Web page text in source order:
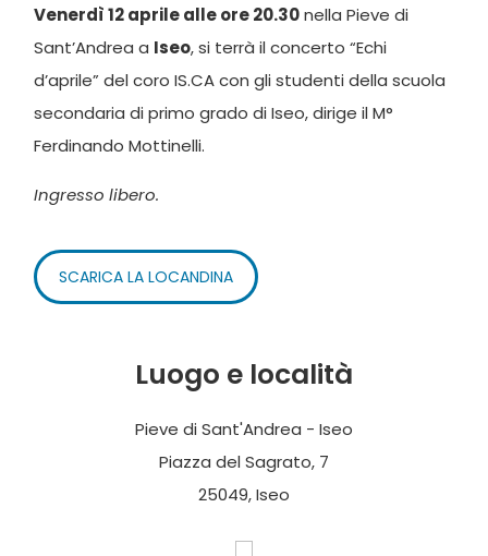
Venerdì 12 aprile alle ore 20.30nella Pieve di
Sant’Andrea a Iseo, si terrà il concerto “Echi
d’aprile” del coro IS.CA con gli studenti della scuola
secondaria di primo grado di Iseo, dirige il M°
Ferdinando Mottinelli.
Ingresso libero.
SCARICA LA LOCANDINA
Luogo e località
Pieve di Sant'Andrea - Iseo
Piazza del Sagrato, 7
25049, Iseo